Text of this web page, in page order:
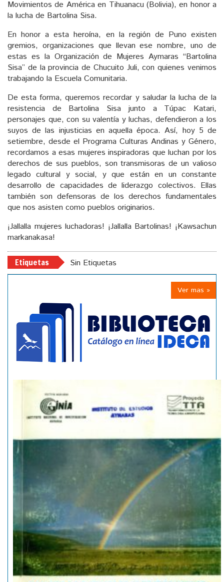
Movimientos de América en Tihuanacu (Bolivia), en honor a
la lucha de Bartolina Sisa.
En honor a esta heroína, en la región de Puno existen
gremios, organizaciones que llevan ese nombre, uno de
estas es la Organización de Mujeres Aymaras “Bartolina
Sisa” de la provincia de Chucuito Juli, con quienes venimos
trabajando la Escuela Comunitaria.
De esta forma, queremos recordar y saludar la lucha de la
resistencia de Bartolina Sisa junto a Túpac Katari,
personajes que, con su valentía y luchas, defendieron a los
suyos de las injusticias en aquella época. Así, hoy 5 de
setiembre, desde el Programa Culturas Andinas y Género,
recordamos a esas mujeres inspiradoras que luchan por los
derechos de sus pueblos, son transmisoras de un valioso
legado cultural y social, y que están en un constante
desarrollo de capacidades de liderazgo colectivos. Ellas
también son defensoras de los derechos fundamentales
que nos asisten como pueblos originarios.
¡Jallalla mujeres luchadoras! ¡Jallalla Bartolinas! ¡Kawsachun
markanakasa!
Etiquetas Sin Etiquetas
Ver mas »